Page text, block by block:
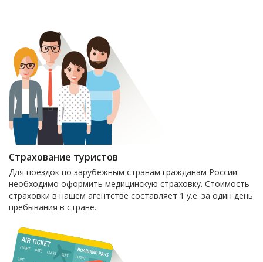
Страхование туристов
Для поездок по зарубежным странам гражданам России
необходимо оформить медицинскую страховку. Стоимость
страховки в нашем агентстве составляет 1 у.е. за один день
пребывания в стране.